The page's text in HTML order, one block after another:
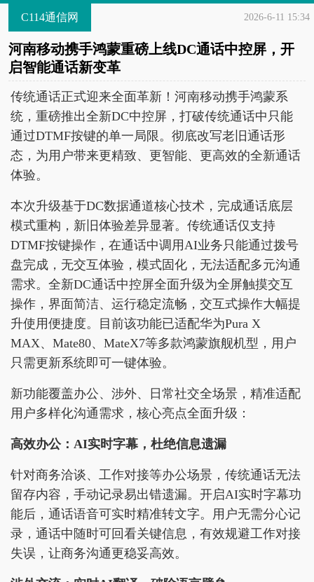
C114通信网 2026-6-11 15:34
河南移动携手鸿蒙重磅上线DC通话中控屏，开
启智能通话新变革
传统通话正式迎来全面革新！河南移动携手鸿蒙系
统，重磅推出全新DC中控屏，打破传统通话中只能
通过DTMF按键的单一局限。彻底改写老旧通话形
态，为用户带来更精致、更智能、更高效的全新通话
体验。
本次升级基于DC数据通道核心技术，完成通话底层
模式重构，新旧体验差异显著。传统通话仅支持
DTMF按键操作，在通话中调用AI业务只能通过拨号
盘完成，无交互体验，模式固化，无法适配多元沟通
需求。全新DC通话中控屏全面升级为全屏触摸交互
操作，界面简洁、运行稳定流畅，交互式操作大幅提
升使用便捷度。目前该功能已适配华为Pura X
MAX、Mate80、MateX7等多款鸿蒙旗舰机型，用户
只需更新系统即可一键体验。
新功能覆盖办公、涉外、日常社交全场景，精准适配
用户多样化沟通需求，核心亮点全面升级：
高效办公：AI实时字幕，杜绝信息遗漏
针对商务洽谈、工作对接等办公场景，传统通话无法
留存内容，手动记录易出错遗漏。开启AI实时字幕功
能后，通话语音可实时精准转文字。用户无需分心记
录，通话中随时可回看关键信息，有效规避工作对接
失误，让商务沟通更稳妥高效。